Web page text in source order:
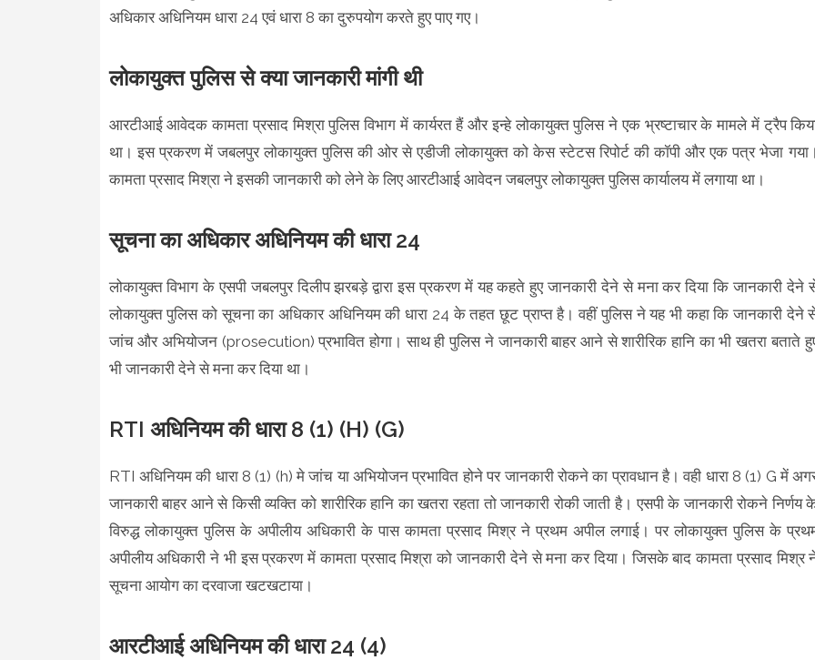
अधिकार अधिनियम धारा 24 एवं धारा 8 का दुरुपयोग करते हुए पाए गए।
लोकायुक्त पुलिस से क्या जानकारी मांगी थी
आरटीआई आवेदक कामता प्रसाद मिश्रा पुलिस विभाग में कार्यरत हैं और इन्हे लोकायुक्त पुलिस ने एक भ्रष्टाचार के मामले में ट्रैप
था। इस प्रकरण में जबलपुर लोकायुक्त पुलिस की ओर से एडीजी लोकायुक्त को केस स्टेटस रिपोर्ट की कॉपी और एक पत्र भेजा
कामता प्रसाद मिश्रा ने इसकी जानकारी को लेने के लिए आरटीआई आवेदन जबलपुर लोकायुक्त पुलिस कार्यालय में लगाया था।
सूचना का अधिकार अधिनियम की धारा 24
लोकायुक्त विभाग के एसपी जबलपुर दिलीप झरबड़े द्वारा इस प्रकरण में यह कहते हुए जानकारी देने से मना कर दिया कि जानकारी देने
लोकायुक्त पुलिस को सूचना का अधिकार अधिनियम की धारा 24 के तहत छूट प्राप्त है। वहीं पुलिस ने यह भी कहा कि जानकारी देने
जांच और अभियोजन (prosecution) प्रभावित होगा। साथ ही पुलिस ने जानकारी बाहर आने से शारीरिक हानि का भी खतरा बताते
भी जानकारी देने से मना कर दिया था।
RTI अधिनियम की धारा 8 (1) (H) (G)
RTI अधिनियम की धारा 8 (1) (h) मे जांच या अभियोजन प्रभावित होने पर जानकारी रोकने का प्रावधान है। वही धारा 8 (1) G में
जानकारी बाहर आने से किसी व्यक्ति को शारीरिक हानि का खतरा रहता तो जानकारी रोकी जाती है। एसपी के जानकारी रोकने निर्णय
विरुद्ध लोकायुक्त पुलिस के अपीलीय अधिकारी के पास कामता प्रसाद मिश्र ने प्रथम अपील लगाई। पर लोकायुक्त पुलिस के
अपीलीय अधिकारी ने भी इस प्रकरण में कामता प्रसाद मिश्रा को जानकारी देने से मना कर दिया। जिसके बाद कामता प्रसाद मिश्र
सूचना आयोग का दरवाजा खटखटाया।
आरटीआई अधिनियम की धारा 24 (4)